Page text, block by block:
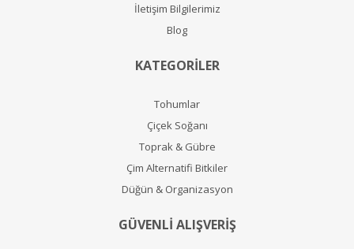
İletişim Bilgilerimiz
Blog
KATEGORİLER
Tohumlar
Çiçek Soğanı
Toprak & Gübre
Çim Alternatifi Bitkiler
Düğün & Organizasyon
GÜVENLİ ALIŞVERİŞ